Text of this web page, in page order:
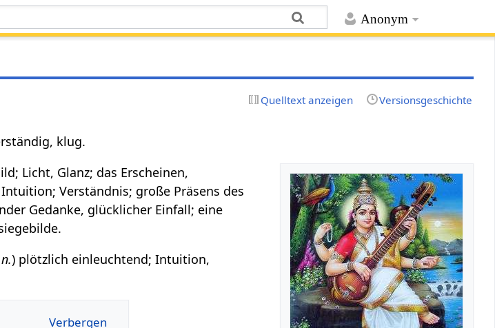
Anonym
Quelltext anzeigen Versionsgeschichte
klug.
Licht, Glanz; das Erscheinen,
Verständnis; große Präsens des
Gedanke, glücklicher Einfall; eine
n.) plötzlich einleuchtend; Intuition,